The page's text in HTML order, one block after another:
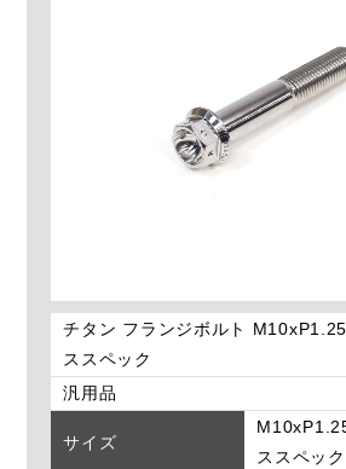
チタン フランジボルト
ススペック
汎用品
サイズ
ススペック